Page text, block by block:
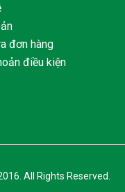
đơn hàng
điều kiện
All Rights Reserved.